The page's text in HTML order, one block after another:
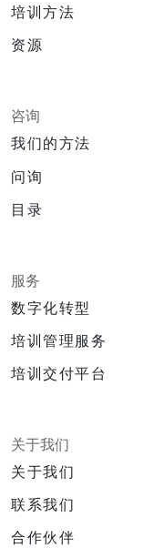
培训方法
资源
咨询
我们的方法
问询
目录
服务
数字化转型
培训管理服务
培训交付平台
关于我们
关于我们
联系我们
合作伙伴